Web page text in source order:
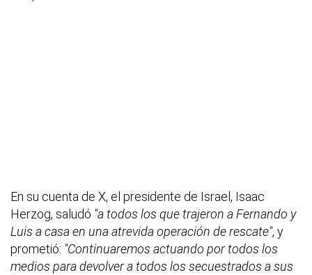
En su cuenta de X, el presidente de Israel, Isaac
Herzog, saludó "a todos los que trajeron a Fernando y
Luis a casa en una atrevida operación de rescate", y
prometió: "Continuaremos actuando por todos los
medios para devolver a todos los secuestrados a sus